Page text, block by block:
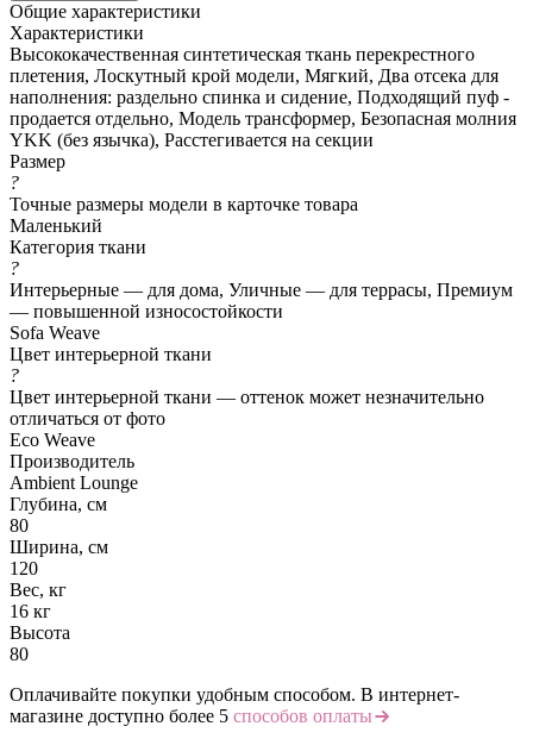
Общие характеристики
Характеристики
Высококачественная синтетическая ткань перекрестного
плетения, Лоскутный крой модели, Мягкий, Два отсека для
наполнения: раздельно спинка и сидение, Подходящий пуф -
продается отдельно, Модель трансформер, Безопасная молния
YKK (без язычка), Расстегивается на секции
Размер
?
Точные размеры модели в карточке товара
Маленький
Категория ткани
?
Интерьерные — для дома, Уличные — для террасы, Премиум
— повышенной износостойкости
Sofa Weave
Цвет интерьерной ткани
?
Цвет интерьерной ткани — оттенок может незначительно
отличаться от фото
Eco Weave
Производитель
Ambient Lounge
Глубина, см
80
Ширина, см
120
Вес, кг
16 кг
Высота
80
Оплачивайте покупки удобным способом. В интернет-
магазине доступно более 5 способов оплаты